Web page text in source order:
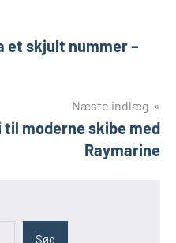
et skjult nummer –
Næste indlæg
moderne skibe med
Raymarine
Søg